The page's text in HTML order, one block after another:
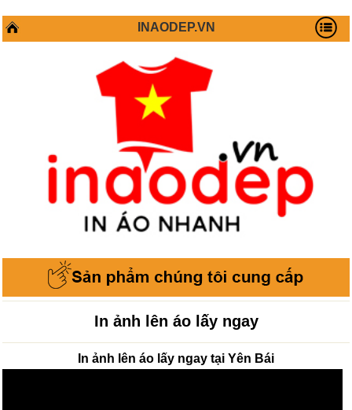
INAODEP.VN
In ảnh lên áo lấy ngay
In ảnh lên áo lấy ngay tại Yên Bái